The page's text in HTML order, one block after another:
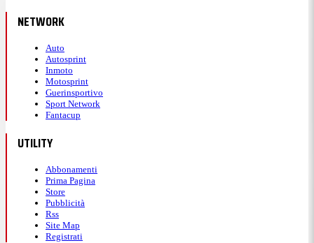
NETWORK
Auto
Autosprint
Inmoto
Motosprint
Guerinsportivo
Sport Network
Fantacup
UTILITY
Abbonamenti
Prima Pagina
Store
Pubblicità
Rss
Site Map
Registrati